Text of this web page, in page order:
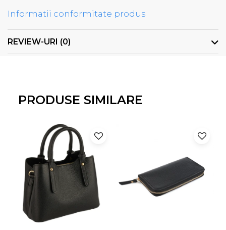
Informatii conformitate produs
REVIEW-URI (0)
PRODUSE SIMILARE